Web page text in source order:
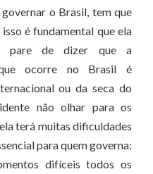
o Brasil, tem que
é fundamental que ela
pare de dizer que a
ocorre no Brasil é
ou da seca do
não olhar para os
terá muitas dificuldades
para quem governa:
difíceis todos os